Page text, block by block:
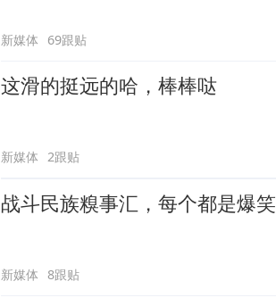
新媒体 69跟贴
这滑的挺远的哈，棒棒哒
新媒体 2跟贴
战斗民族糗事汇，每个都是爆笑
新媒体 8跟贴